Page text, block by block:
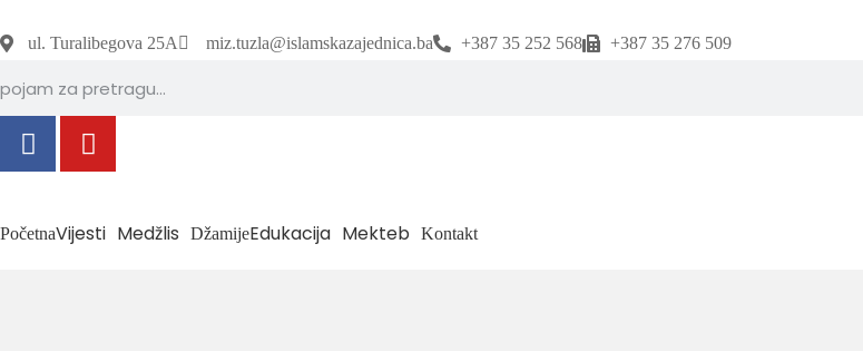
ul. Turalibegova 25A miz.tuzla@islamskazajednica.ba +387 35 252 568 +387 35 276 509
PočetnaVijesti Medžlis DžamijeEdukacija Mekteb Kontakt